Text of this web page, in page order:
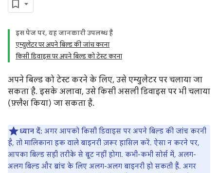
इस पेज पर, यह जानकारी उपलब्ध है
एम्युलेटर पर अपने बिल्ड की जांच करना
किसी डिवाइस पर अपने बिल्ड को टेस्ट करना
अपने बिल्ड को टेस्ट करने के लिए, उसे एम्युलेटर पर चलाया जा
सकता है. इसके अलावा, उसे किसी असली डिवाइस पर भी चलाया
(फ़्लैश किया) जा सकता है.
ध्यान दें: अगर आपको किसी डिवाइस पर अपने बिल्ड की जांच करनी
है, तो मालिकाना हक वाले बाइनरी ज़रूर हासिल करें. ऐसा न करने पर,
आपका बिल्ड सही तरीके से बूट नहीं होगा. कभी-कभी सोर्स में, अलग-
अलग बिल्ड और ब्रांच के लिए अलग-अलग बाइनरी हो सकती हैं. अगर